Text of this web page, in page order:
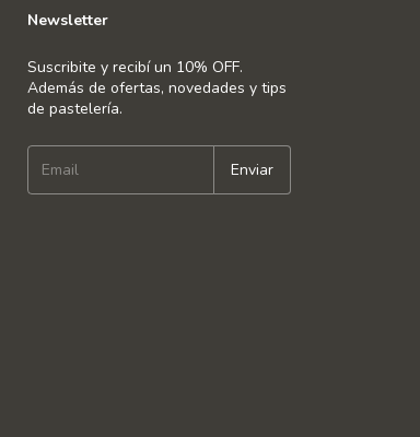
Newsletter
Suscribite y recibí un 10% OFF.
Además de ofertas, novedades y tips
de pastelería.